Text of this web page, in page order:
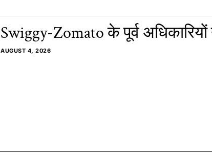
Swiggy-Zomato के पूर्व
AUGUST 4, 2026